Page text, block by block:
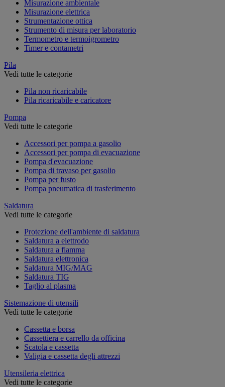
Misurazione ambientale
Misurazione elettrica
Strumentazione ottica
Strumento di misura per laboratorio
Termometro e termoigrometro
Timer e contametri
Pila
Vedi tutte le categorie
Pila non ricaricabile
Pila ricaricabile e caricatore
Pompa
Vedi tutte le categorie
Accessori per pompa a gasolio
Accessori per pompa di evacuazione
Pompa d'evacuazione
Pompa di travaso per gasolio
Pompa per fusto
Pompa pneumatica di trasferimento
Saldatura
Vedi tutte le categorie
Protezione dell'ambiente di saldatura
Saldatura a elettrodo
Saldatura a fiamma
Saldatura elettronica
Saldatura MIG/MAG
Saldatura TIG
Taglio al plasma
Sistemazione di utensili
Vedi tutte le categorie
Cassetta e borsa
Cassettiera e carrello da officina
Scatola e cassetta
Valigia e cassetta degli attrezzi
Utensileria elettrica
Vedi tutte le categorie